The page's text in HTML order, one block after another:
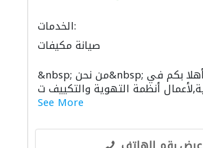
الخدمات:
صيانة مكيفات
&nbsp; من نحن&nbsp; أهلا بكم في&nbsp;الأفكار
See More